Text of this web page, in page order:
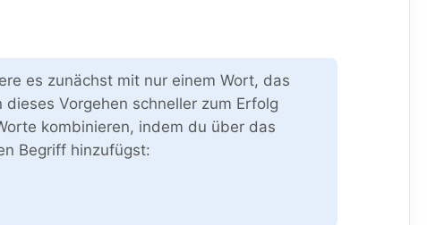
es zunächst mit nur einem Wort, das
Vorgehen schneller zum Erfolg
kombinieren, indem du über das
Begriff hinzufügst: